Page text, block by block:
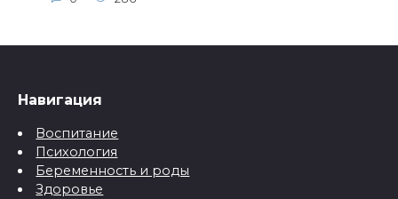
Навигация
Воспитание
Психология
Беременность и роды
Здоровье